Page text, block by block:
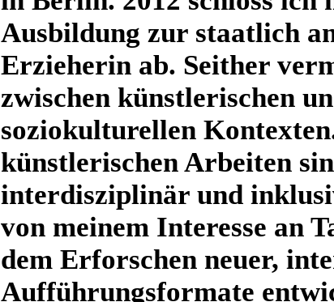
Ausbildung zur staatlich
Erzieherin ab. Seither
zwischen künstlerischen
soziokulturellen
künstlerischen Arbeiten
interdisziplinär und
von meinem Interesse an
dem Erforschen neuer,
Aufführungsformate